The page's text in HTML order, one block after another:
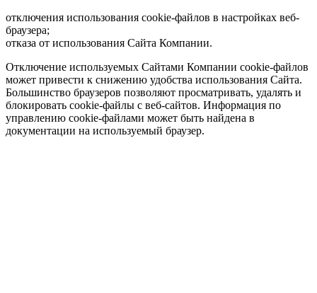
отключения использования cookie-файлов в настройках веб-
браузера;
отказа от использования Сайта Компании.
Отключение используемых Сайтами Компании cookie-файлов
может привести к снижению удобства использования Сайта.
Большинство браузеров позволяют просматривать, удалять и
блокировать cookie-файлы c веб-сайтов. Информация по
управлению cookie-файлами может быть найдена в
документации на используемый браузер.